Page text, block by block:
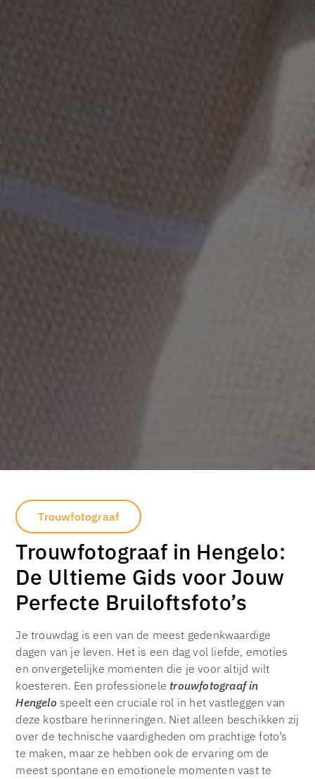
Trouwfotograaf
Trouwfotograaf in Hengelo:
De Ultieme Gids voor Jouw
Perfecte Bruiloftsfoto’s
Je trouwdag is een van de meest gedenkwaardige
dagen van je leven. Het is een dag vol liefde, emoties
en onvergetelijke momenten die je voor altijd wilt
koesteren. Een professionele trouwfotograaf in
Hengelo speelt een cruciale rol in het vastleggen van
deze kostbare herinneringen. Niet alleen beschikken zij
over de technische vaardigheden om prachtige foto’s
te maken, maar ze hebben ook de ervaring om de
meest spontane en emotionele momenten vast te